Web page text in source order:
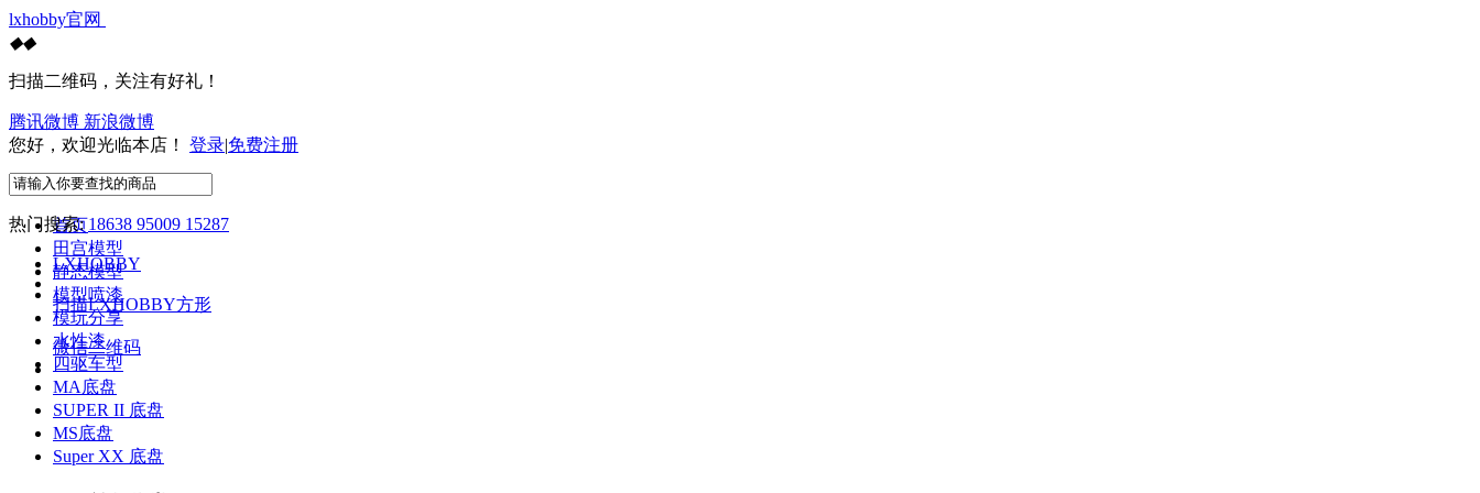
lxhobby官网
◆◆
扫描二维码，关注有好礼！
腾讯微博 新浪微博
您好，欢迎光临本店！ 登录|免费注册
热门搜索:18638 95009 15287
LXHOBBY
扫描LXHOBBY方形
微信二维码
首页
田宫模型
静态模型
模型喷漆
模玩分享
水性漆
四驱车型
MA底盘
SUPER II 底盘
MS底盘
Super XX 底盘